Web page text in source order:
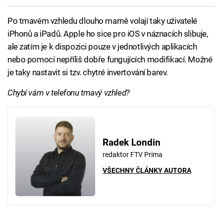
Po tmavém vzhledu dlouho marně volají taky uživatelé
iPhonů a iPadů. Apple ho sice pro iOS v náznacích slibuje,
ale zatím je k dispozici pouze v jednotlivých aplikacích
nebo pomocí nepříliš dobře fungujících modifikací. Možné
je taky nastavit si tzv. chytré invertování barev.
Chybí vám v telefonu tmavý vzhled?
Radek Londin
redaktor FTV Prima
VŠECHNY ČLÁNKY AUTORA